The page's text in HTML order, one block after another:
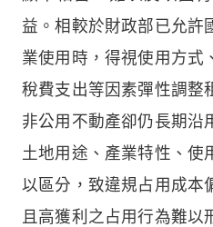
益。相較於財政部已允許
業使用時，得視使用方式
稅費支出等因素彈性調整
非公用不動產卻仍長期沿
土地用途、產業特性、使
以區分，致違規占用成本
且高獲利之占用行為難以